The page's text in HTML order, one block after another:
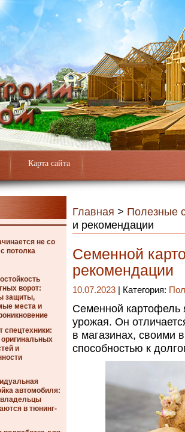
Карта сайта
не со
потолка
ворот:
защиты,
места и
спецтехники:
и
автомобиля:
в тюнинг-
Главная > Полезные
и рекомендации
Семенной
рекомендации
10.07.2023 | Категория:
Семенной картофель
урожая. Он
в магазинах, своими
способностью к